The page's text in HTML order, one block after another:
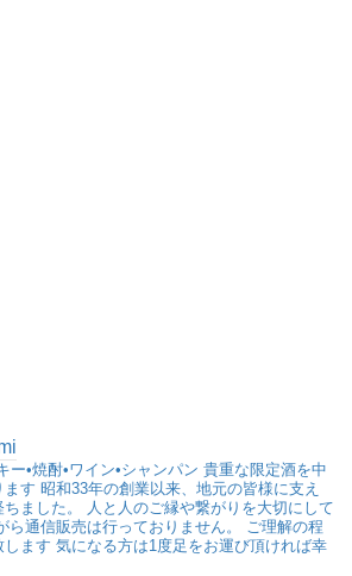
ー•焼酎•ワイン•シャンパン 貴重な限定酒を中
ます 昭和33年の創業以来、地元の皆様に支え
ました。
人と人のご縁や繋がりを大切にして
ら通信販売は行っておりません。
ご理解の程
します 気になる方は1度足をお運び頂ければ幸